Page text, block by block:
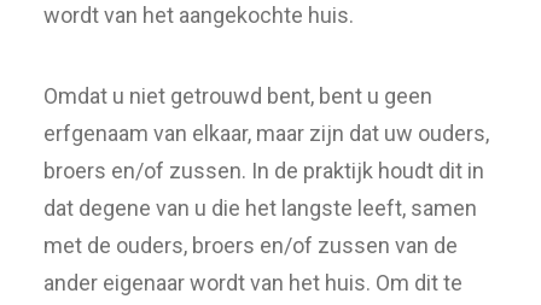
wordt van het aangekochte huis.
Omdat u niet getrouwd bent, bent u geen
erfgenaam van elkaar, maar zijn dat uw ouders,
broers en/of zussen. In de praktijk houdt dit in
dat degene van u die het langste leeft, samen
met de ouders, broers en/of zussen van de
ander eigenaar wordt van het huis. Om dit te